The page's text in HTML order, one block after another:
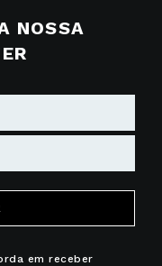
NOSSA
em receber